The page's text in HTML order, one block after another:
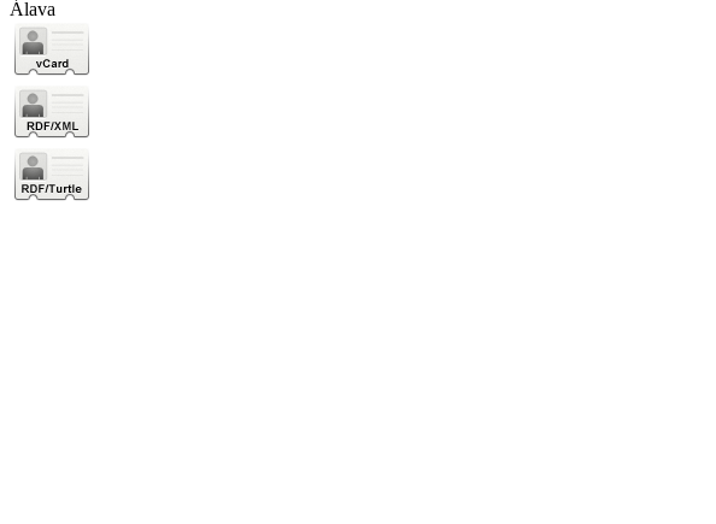
Álava